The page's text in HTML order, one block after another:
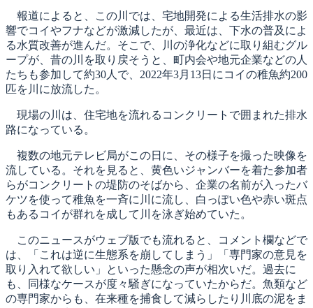
報道によると、この川では、宅地開発による生活排水の影
響でコイやフナなどが激減したが、最近は、下水の普及によ
る水質改善が進んだ。そこで、川の浄化などに取り組むグル
ープが、昔の川を取り戻そうと、町内会や地元企業などの人
たちも参加して約30人で、2022年3月13日にコイの稚魚約200
匹を川に放流した。
現場の川は、住宅地を流れるコンクリートで囲まれた排水
路になっている。
複数の地元テレビ局がこの日に、その様子を撮った映像を
流している。それを見ると、黄色いジャンバーを着た参加者
らがコンクリートの堤防のそばから、企業の名前が入ったバ
ケツを使って稚魚を一斉に川に流し、白っぽい色や赤い斑点
もあるコイが群れを成して川を泳ぎ始めていた。
このニュースがウェブ版でも流れると、コメント欄などで
は、「これは逆に生態系を崩してしまう」「専門家の意見を
取り入れて欲しい」といった懸念の声が相次いだ。過去に
も、同様なケースが度々騒ぎになっていたからだ。魚類など
の専門家からも、在来種を捕食して減らしたり川底の泥をま